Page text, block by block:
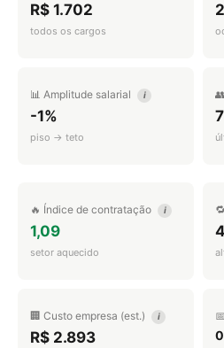
R$ 1.702
todos os cargos
2
📊 Amplitude salarial i
-1%
piso → teto
🔥 Índice de contratação i
1,09
setor aquecido
🏢 Custo empresa (est.) i
R$ 2.893